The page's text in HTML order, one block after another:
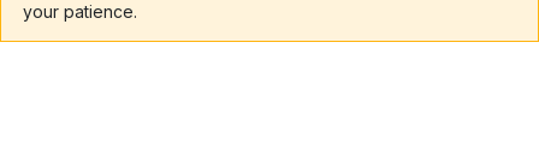
your patience.